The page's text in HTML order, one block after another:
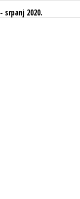
- srpanj 2020.